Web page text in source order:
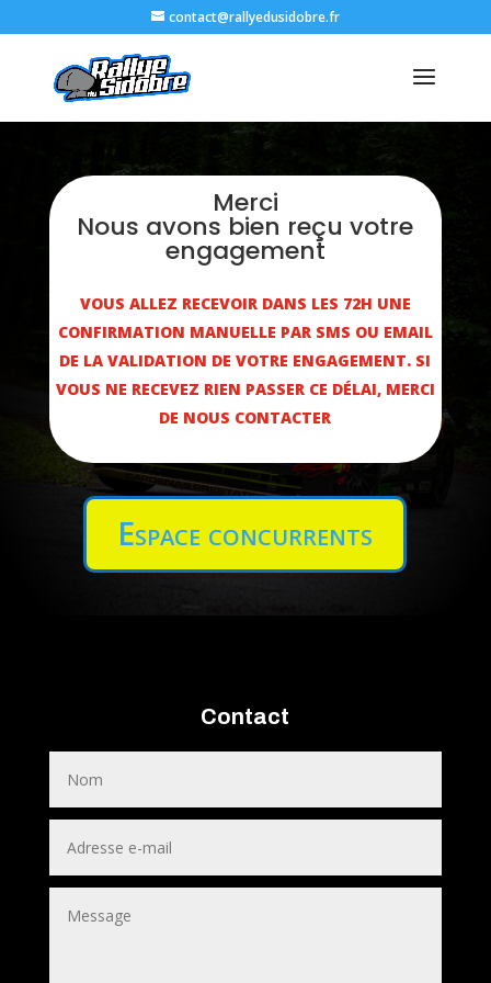
contact@rallyedusidobre.fr
Merci
Nous avons bien reçu votre
engagement
VOUS ALLEZ RECEVOIR DANS LES 72H UNE
CONFIRMATION MANUELLE PAR SMS OU EMAIL
DE LA VALIDATION DE VOTRE ENGAGEMENT. SI
VOUS NE RECEVEZ RIEN PASSER CE DÉLAI, MERCI
DE NOUS CONTACTER
Espace concurrents
Contact